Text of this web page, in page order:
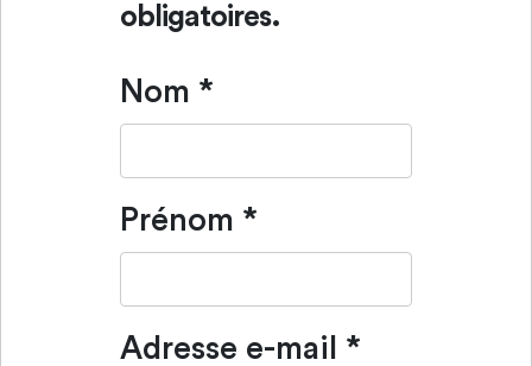
obligatoires.
Nom *
Prénom *
Adresse e-mail *